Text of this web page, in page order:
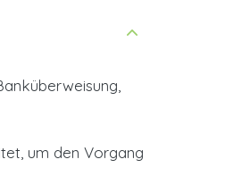
um den Vorgang